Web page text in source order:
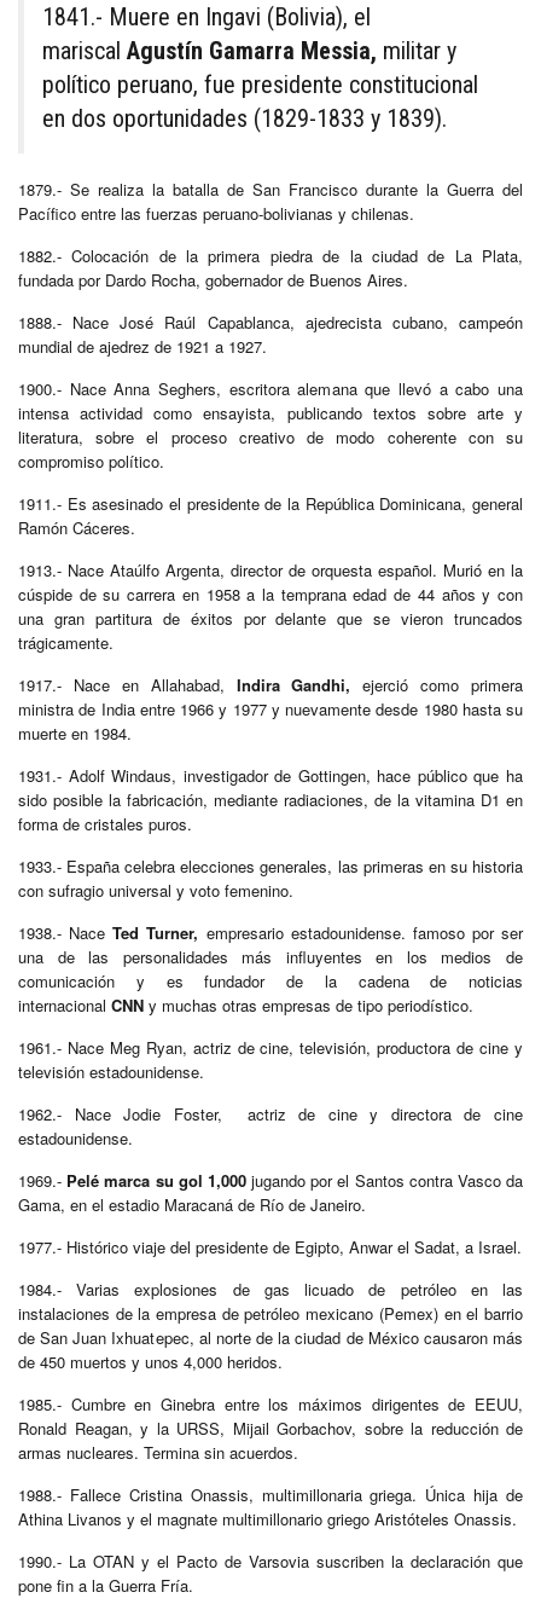
1841.- Muere en Ingavi (Bolivia), el
mariscal Agustín Gamarra Messia, militar y
político peruano, fue presidente constitucional
en dos oportunidades (1829-1833 y 1839).
1879.- Se realiza la batalla de San Francisco durante la Guerra del
Pacífico entre las fuerzas peruano-bolivianas y chilenas.
1882.- Colocación de la primera piedra de la ciudad de La Plata,
fundada por Dardo Rocha, gobernador de Buenos Aires.
1888.- Nace José Raúl Capablanca, ajedrecista cubano, campeón
mundial de ajedrez de 1921 a 1927.
1900.- Nace Anna Seghers, escritora alemana que llevó a cabo una
intensa actividad como ensayista, publicando textos sobre arte y
literatura, sobre el proceso creativo de modo coherente con su
compromiso político.
1911.- Es asesinado el presidente de la República Dominicana, general
Ramón Cáceres.
1913.- Nace Ataúlfo Argenta, director de orquesta español. Murió en la
cúspide de su carrera en 1958 a la temprana edad de 44 años y con
una gran partitura de éxitos por delante que se vieron truncados
trágicamente.
1917.- Nace en Allahabad, Indira Gandhi, ejerció como primera
ministra de India entre 1966 y 1977 y nuevamente desde 1980 hasta su
muerte en 1984.
1931.- Adolf Windaus, investigador de Gottingen, hace público que ha
sido posible la fabricación, mediante radiaciones, de la vitamina D1 en
forma de cristales puros.
1933.- España celebra elecciones generales, las primeras en su historia
con sufragio universal y voto femenino.
1938.- NaceTed Turner, empresario estadounidense. famoso por ser
una de las personalidades más influyentes en los medios de
comunicación y es fundador de la cadena de noticias
internacional CNN y muchas otras empresas de tipo periodístico.
1961.- Nace Meg Ryan, actriz de cine, televisión, productora de cine y
televisión estadounidense.
1962.- Nace Jodie Foster, actriz de cine y directora de cine
estadounidense.
1969.- Pelé marca su gol 1,000jugando por el Santos contra Vasco da
Gama, en el estadio Maracaná de Río de Janeiro.
1977.- Histórico viaje del presidente de Egipto, Anwar el Sadat, a Israel.
1984.- Varias explosiones de gas licuado de petróleo en las
instalaciones de la empresa de petróleo mexicano (Pemex) en el barrio
de San Juan Ixhuatepec, al norte de la ciudad de México causaron más
de 450 muertos y unos 4,000 heridos.
1985.- Cumbre en Ginebra entre los máximos dirigentes de EEUU,
Ronald Reagan, y la URSS, Mijail Gorbachov, sobre la reducción de
armas nucleares. Termina sin acuerdos.
1988.- Fallece Cristina Onassis, multimillonaria griega. Única hija de
Athina Livanos y el magnate multimillonario griego Aristóteles Onassis.
1990.- La OTAN y el Pacto de Varsovia suscriben la declaración que
pone fin a la Guerra Fría.